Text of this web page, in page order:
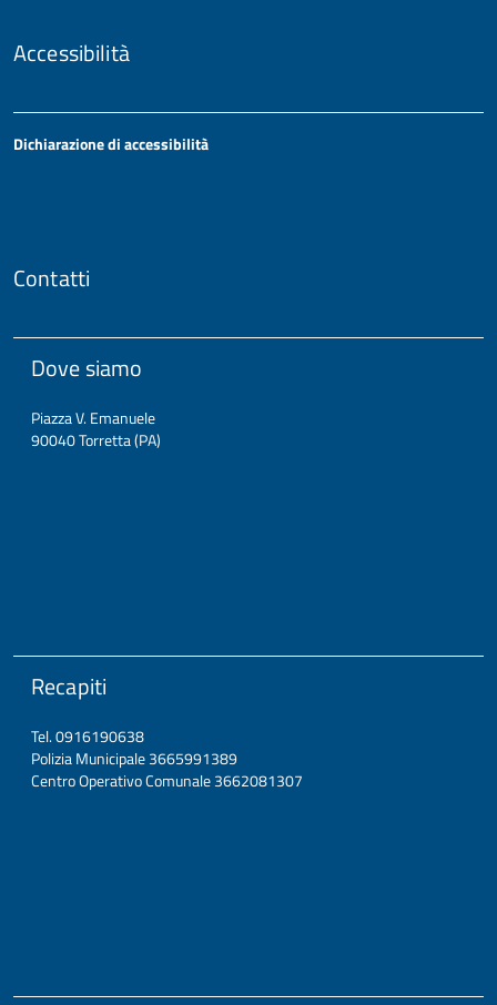
Accessibilità
Dichiarazione di accessibilità
Contatti
Dove siamo
Piazza V. Emanuele
90040 Torretta (PA)
Recapiti
Tel. 0916190638
Polizia Municipale 3665991389
Centro Operativo Comunale 3662081307